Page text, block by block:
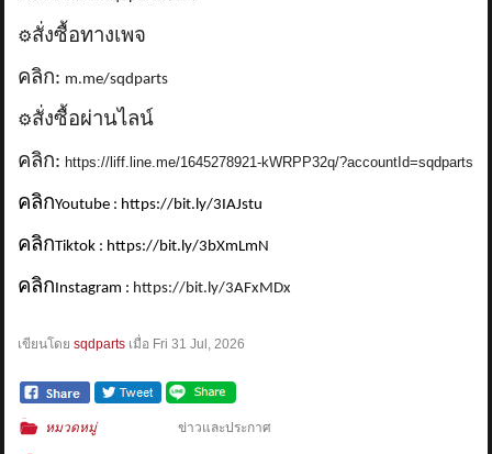
⚙️สั่งซื้อทางเพจ
คลิก: m.me/sqdparts
⚙️สั่งซื้อผ่านไลน์
คลิก: https://liff.line.me/1645278921-kWRPP32q/?accountId=sqdparts
คลิกYoutube : https://bit.ly/3IAJstu
คลิกTiktok : https://bit.ly/3bXmLmN
คลิก Instagram : https://bit.ly/3AFxMDx
เขียนโดยsqdparts เมื่อ Fri 31 Jul, 2026
หมวดหมู่ ข่าวและประกาศ